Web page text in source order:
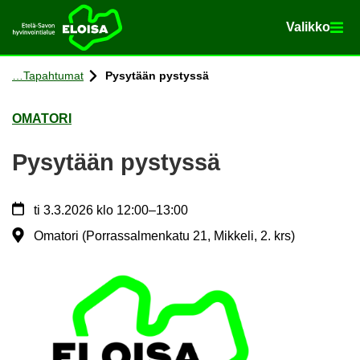
Etusi­vu Va­lik­ko
Va­lik­ko
Siir­ry si­säl­töön
Ta­pah­tu­mat Py­sy­tään pys­tys­sä
OMA­TO­RI
Py­sy­tään pys­tys­sä
ti 3.3.2026 klo 12:00–13:00
Omatori (Porrassalmenkatu 21, Mikkeli, 2. krs)